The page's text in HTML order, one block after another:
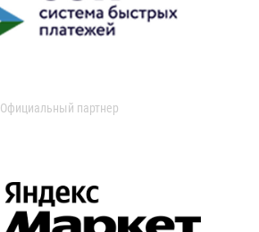
Официальный партнер